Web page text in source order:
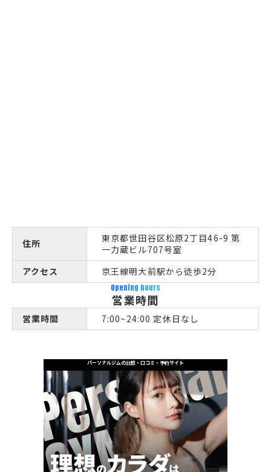
住所
東京都世田谷区松原2丁目46-9 第
一力蔵ビル707号室
アクセス
京王線明大前駅から徒歩2分
Opening hours
営業時間
営業時間 7:00~24:00 定休日なし
パーソナルジムの比較・口コミ・予約サイト